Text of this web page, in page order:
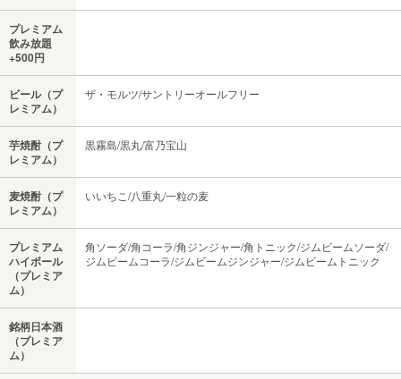
プレミアム
飲み放題
+500円
ビール（プ
レミアム）
ザ・モルツ/サントリーオールフリー
芋焼酎（プ
レミアム）
黒霧島/黒丸/富乃宝山
麦焼酎（プ
レミアム）
いいちこ/八重丸/一粒の麦
プレミアム
ハイボール
（プレミア
ム）
角ソーダ/角コーラ/角ジンジャー/角トニック/ジムビームソーダ/
ジムビームコーラ/ジムビームジンジャー/ジムビームトニック
銘柄日本酒
（プレミア
ム）